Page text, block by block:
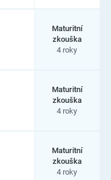
Maturitní
zkouška
4 roky
Maturitní
zkouška
4 roky
Maturitní
zkouška
4 roky